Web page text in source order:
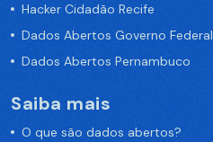
Hacker Cidadão Recife
Dados Abertos Governo Federal
Dados Abertos Pernambuco
Saiba mais
O que são dados abertos?